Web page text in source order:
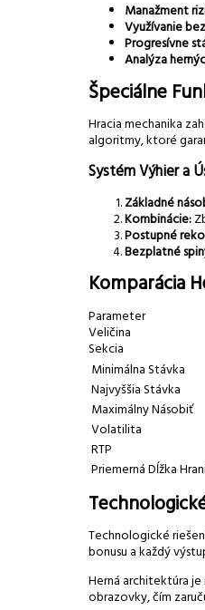
Manažment
Využívanie
Progresívne
Analýza
Špeciálne
Hracia mechanika
algoritmy, ktoré
Systém Výhier a
Základné
Kombinácie:
Postupné
Bezplatné
Komparácia
Parameter
Veličina
Sekcia
Minimálna Stávka
Najvyššia Stávka
Maximálny Násobiť
Volatilita
RTP
Priemerná Dĺžka
Technologické
bonusu a každý
Herná architektúra
obrazovky, čím